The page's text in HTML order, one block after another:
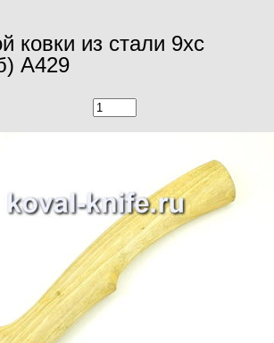
ковки из стали 9хс
A429